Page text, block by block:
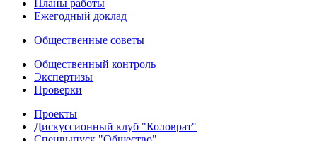
Планы работы
Ежегодный доклад
Общественные советы
Общественный контроль
Экспертизы
Проверки
Проекты
Дискуссионный клуб "Коловрат"